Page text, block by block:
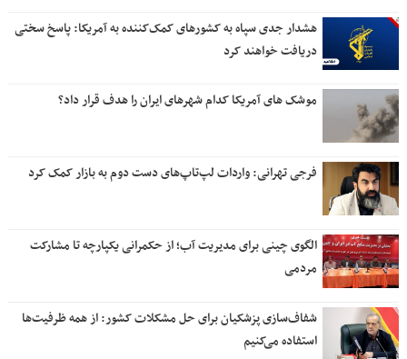
هشدار جدی سپاه به کشورهای کمک‌کننده به آمریکا: پاسخ سختی
دریافت خواهند کرد
موشک های آمریکا کدام شهرهای ایران را هدف قرار داد؟
فرجی تهرانی: واردات لپ‌تاپ‌های دست دوم به بازار کمک کرد
الگوی چینی برای مدیریت آب؛ از حکمرانی یکپارچه تا مشارکت
مردمی
شفاف‌سازی پزشکیان برای حل مشکلات کشور: از همه ظرفیت‌ها
استفاده می‌کنیم